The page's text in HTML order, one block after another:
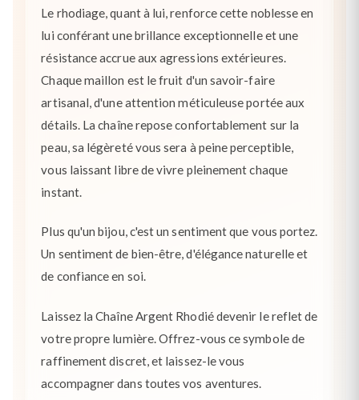
Le rhodiage, quant à lui, renforce cette noblesse en
lui conférant une brillance exceptionnelle et une
résistance accrue aux agressions extérieures.
Chaque maillon est le fruit d'un savoir-faire
artisanal, d'une attention méticuleuse portée aux
détails. La chaîne repose confortablement sur la
peau, sa légèreté vous sera à peine perceptible,
vous laissant libre de vivre pleinement chaque
instant.
Plus qu'un bijou, c'est un sentiment que vous portez.
Un sentiment de bien-être, d'élégance naturelle et
de confiance en soi.
Laissez la Chaîne Argent Rhodié devenir le reflet de
votre propre lumière. Offrez-vous ce symbole de
raffinement discret, et laissez-le vous
accompagner dans toutes vos aventures.